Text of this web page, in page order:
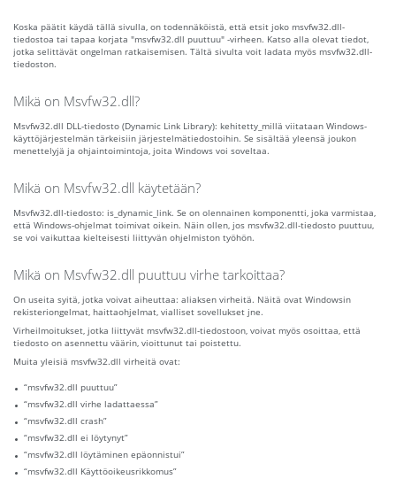
Koska päätit käydä tällä sivulla, on todennäköistä, että etsit joko msvfw32.dll-
tiedostoa tai tapaa korjata "msvfw32.dll puuttuu" -virheen. Katso alla olevat tiedot,
jotka selittävät ongelman ratkaisemisen. Tältä sivulta voit ladata myös msvfw32.dll-
tiedoston.
Mikä on Msvfw32.dll?
Msvfw32.dll DLL-tiedosto (Dynamic Link Library): kehitetty_millä viitataan Windows-
käyttöjärjestelmän tärkeisiin järjestelmätiedostoihin. Se sisältää yleensä joukon
menettelyjä ja ohjaintoimintoja, joita Windows voi soveltaa.
Mikä on Msvfw32.dll käytetään?
Msvfw32.dll-tiedosto: is_dynamic_link. Se on olennainen komponentti, joka varmistaa,
että Windows-ohjelmat toimivat oikein. Näin ollen, jos msvfw32.dll-tiedosto puuttuu,
se voi vaikuttaa kielteisesti liittyvän ohjelmiston työhön.
Mikä on Msvfw32.dll puuttuu virhe tarkoittaa?
On useita syitä, jotka voivat aiheuttaa: aliaksen virheitä. Näitä ovat Windowsin
rekisteriongelmat, haittaohjelmat, vialliset sovellukset jne.
Virheilmoitukset, jotka liittyvät msvfw32.dll-tiedostoon, voivat myös osoittaa, että
tiedosto on asennettu väärin, vioittunut tai poistettu.
Muita yleisiä msvfw32.dll virheitä ovat:
“msvfw32.dll puuttuu”
“msvfw32.dll virhe ladattaessa”
“msvfw32.dll crash”
“msvfw32.dll ei löytynyt”
“msvfw32.dll löytäminen epäonnistui”
“msvfw32.dll Käyttöoikeusrikkomus”